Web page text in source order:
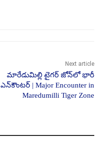
Next article
మారేడుమిల్లి టైగర్ జోన్‌లో భారీ
ఎన్‌కౌంటర్ | Major Encounter in
Maredumilli Tiger Zone